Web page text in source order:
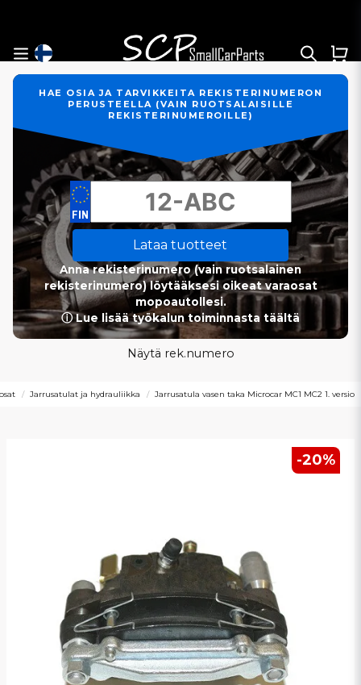
HAE OSIA JA TARVIKKEITA REKISTERINUMERON
PERUSTEELLA (VAIN RUOTSALAISILLE
REKISTERINUMEROILLE)
Lataa tuotteet
Anna rekisterinumero (vain ruotsalainen
rekisterinumero) löytääksesi oikeat varaosat
mopoautollesi.
ⓘ Lue lisää työkalun toiminnasta täältä
Näytä rek.numero
Jarrusatulat ja hydrauliikka Jarrusatula vasen taka Microcar MC1 MC2 1. versio
-20%